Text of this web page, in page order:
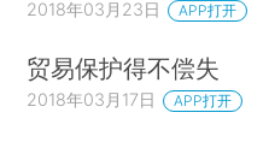
2018年03月23日 APP打开
贸易保护得不偿失
2018年03月17日 APP打开